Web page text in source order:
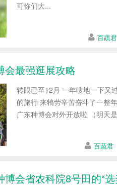
可你们大...
百蔬君
会最强逛展攻略
转眼已至12月 一年嗖地一下又
的旅行 来犒劳辛苦奋斗了一
广东种博会对外开放啦 （明天
百蔬君
会省农科院8号田的“选